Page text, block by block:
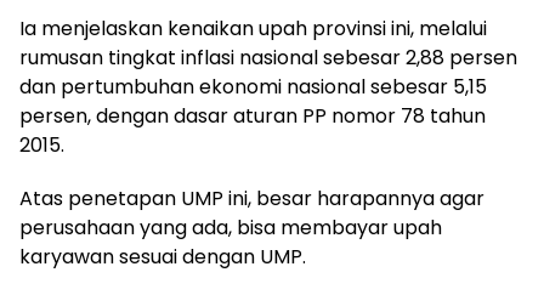
Ia menjelaskan kenaikan upah provinsi ini, melalui
rumusan tingkat inflasi nasional sebesar 2,88 persen
dan pertumbuhan ekonomi nasional sebesar 5,15
persen, dengan dasar aturan PP nomor 78 tahun
2015.
Atas penetapan UMP ini, besar harapannya agar
perusahaan yang ada, bisa membayar upah
karyawan sesuai dengan UMP.